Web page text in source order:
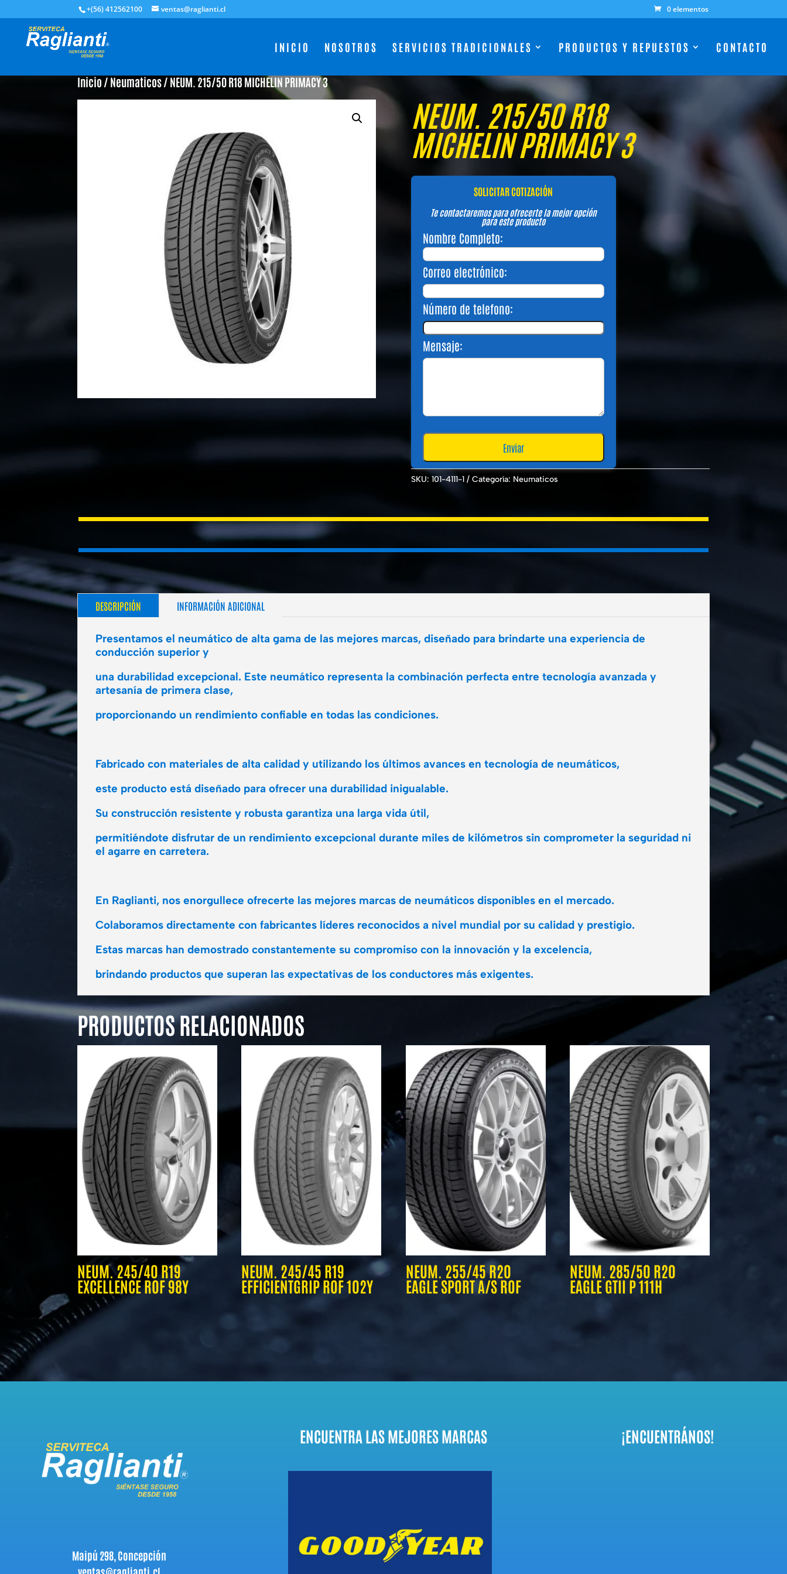
+(56) 412562100 ventas@raglianti.cl 0 elementos
INICIO NOSOTROS SERVICIOS TRADICIONALES PRODUCTOS Y REPUESTOS CONTACTO
Inicio / Neumaticos/ NEUM. 215/50 R18 MICHELIN PRIMACY 3
NEUM. 215/50 R18
MICHELIN PRIMACY 3
SOLICITAR COTIZACIÓN
Te contactaremos para ofrecerte la mejor opción
para este producto
Nombre Completo:
Correo electrónico:
Número de telefono:
Mensaje:
SKU: 101-4111-1 Categoría: Neumaticos
DESCRIPCIÓN INFORMACIÓN ADICIONAL
Presentamos el neumático de alta gama de las mejores marcas, diseñado para brindarte una experiencia de
conducción superior y
una durabilidad excepcional. Este neumático representa la combinación perfecta entre tecnología avanzada y
artesanía de primera clase,
proporcionando un rendimiento confiable en todas las condiciones.
Fabricado con materiales de alta calidad y utilizando los últimos avances en tecnología de neumáticos,
este producto está diseñado para ofrecer una durabilidad inigualable.
Su construcción resistente y robusta garantiza una larga vida útil,
permitiéndote disfrutar de un rendimiento excepcional durante miles de kilómetros sin comprometer la seguridad ni
el agarre en carretera.
En Raglianti, nos enorgullece ofrecerte las mejores marcas de neumáticos disponibles en el mercado.
Colaboramos directamente con fabricantes líderes reconocidos a nivel mundial por su calidad y prestigio.
Estas marcas han demostrado constantemente su compromiso con la innovación y la excelencia,
brindando productos que superan las expectativas de los conductores más exigentes.
PRODUCTOS RELACIONADOS
NEUM. 245/40 R19
EXCELLENCE ROF 98Y
NEUM. 245/45 R19
EFFICIENTGRIP ROF 102Y
NEUM. 255/45 R20
EAGLE SPORT A/S ROF
NEUM. 285/50 R20
EAGLE GTII P 111H
Maipú 298, Concepción
ENCUENTRA LAS MEJORES MARCAS ¡ENCUENTRÁNOS!